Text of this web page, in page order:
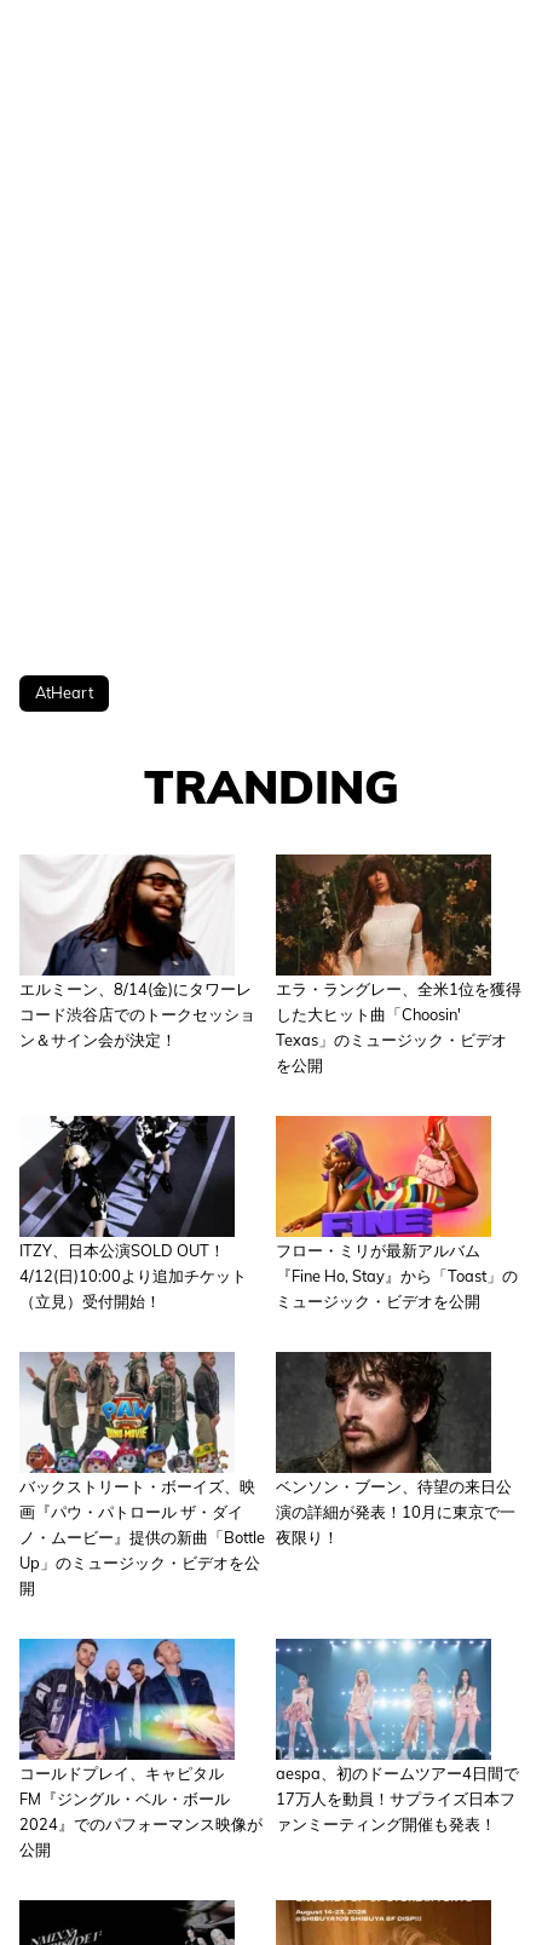
AtHeart
TRANDING
エルミーン、8/14(金)にタワーレ
コード渋谷店でのトークセッショ
ン＆サイン会が決定！
エラ・ラングレー、全米1位を獲得
した大ヒット曲「Choosin'
Texas」のミュージック・ビデオ
を公開
ITZY、日本公演SOLD OUT！
4/12(日)10:00より追加チケット
（立見）受付開始！
フロー・ミリが最新アルバム
『Fine Ho, Stay』から「Toast」の
ミュージック・ビデオを公開
バックストリート・ボーイズ、映
画『パウ・パトロール ザ・ダイ
ノ・ムービー』提供の新曲「Bottle
Up」のミュージック・ビデオを公
開
ベンソン・ブーン、待望の来日公
演の詳細が発表！10月に東京で一
夜限り！
コールドプレイ、キャピタル
FM『ジングル・ベル・ボール
2024』でのパフォーマンス映像が
公開
aespa、初のドームツアー4日間で
17万人を動員！サプライズ日本フ
ァンミーティング開催も発表！